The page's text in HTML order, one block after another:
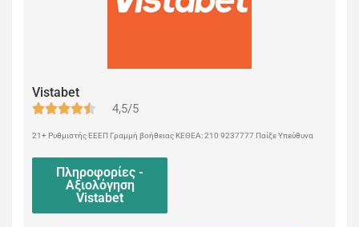
Vistabet
4,5/5
21+ Ρυθμιστής ΕΕΕΠ Γραμμή βοήθειας ΚΕΘΕΑ: 210 9237777 Παίξε Υπεύθυνα
Πληροφορίες -
Αξιολόγηση
Vistabet